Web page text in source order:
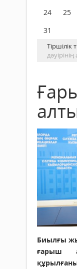
24
25
31
Биылғы
ғарыш